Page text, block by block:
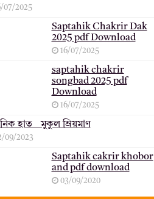
07/2025
Saptahik Chakrir Dak
2025 pdf Download
16/07/2025
saptahik chakrir
songbad 2025 pdf
Download
16/07/2025
হাত _ মুকুল ম্রিয়মাণ
09/2023
Saptahik cakrir khobor
and pdf download
03/09/2020